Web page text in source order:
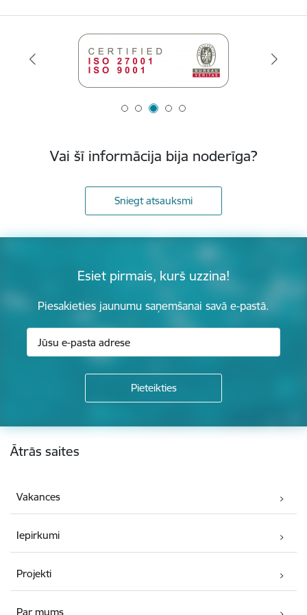
Vai šī informācija bija noderīga?
Sniegt atsauksmi
Esiet pirmais, kurš uzzina!
Piesakieties jaunumu saņemšanai savā e-pastā.
Kājene
Ātrās saites
Vakances
Iepirkumi
Projekti
Par mums